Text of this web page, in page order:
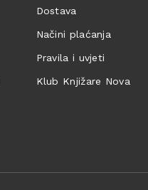
Dostava
Načini plaćanja
Pravila i uvjeti
Klub Knjižare Nova